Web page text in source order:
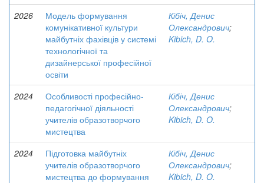
2026
Модель формування
комунікативної культури
майбутніх фахівців у системі
технологічної та
дизайнерської професійної
освіти
Кібіч, Денис
Олександрович;
Kibich, D. O.
2024
Особливості професійно-
педагогічної діяльності
учителів образотворчого
мистецтва
Кібіч, Денис
Олександрович;
Kibich, D. O.
2024
Підготовка майбутніх
учителів образотворчого
мистецтва до формування
Кібіч, Денис
Олександрович;
Kibich, D. O.